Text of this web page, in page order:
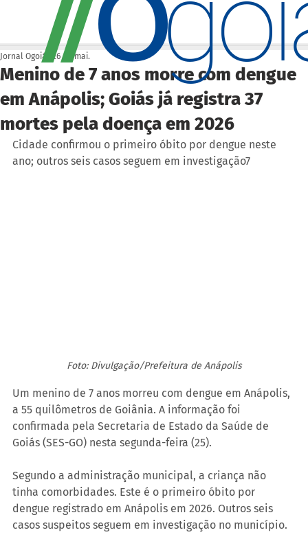
Menino de 7 anos morre com dengue
em Anápolis; Goiás já registra 37
mortes pela doença em 2026
Jornal Ogoiás 26 de mai.
Cidade confirmou o primeiro óbito por dengue neste
ano; outros seis casos seguem em investigação7
Foto: Divulgação/Prefeitura de Anápolis
Um menino de 7 anos morreu com dengue em Anápolis,
a 55 quilômetros de Goiânia. A informação foi
confirmada pela Secretaria de Estado da Saúde de
Goiás (SES-GO) nesta segunda-feira (25).
Segundo a administração municipal, a criança não
tinha comorbidades. Este é o primeiro óbito por
dengue registrado em Anápolis em 2026. Outros seis
casos suspeitos seguem em investigação no município.